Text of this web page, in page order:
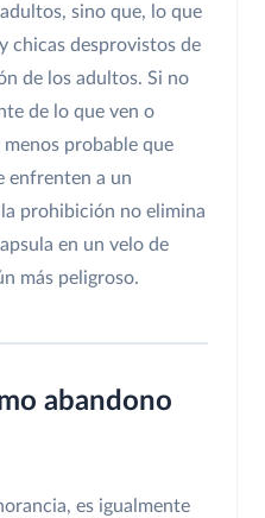
sino que, lo que
chicas desprovistos de
de los adultos. Si no
de lo que ven o
probable que
enfrenten a un
prohibición no elimina
en un velo de
más peligroso.
abandono
es igualmente